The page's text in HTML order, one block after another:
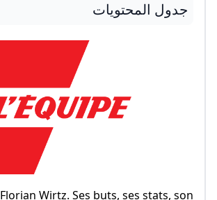
جدول المحتويات
Wirtz. Ses buts, ses stats, son